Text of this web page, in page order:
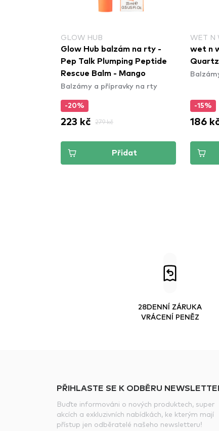
GLOW HUB
Glow Hub balzám na rty -
Pep Talk Plumping Peptide
Rescue Balm - Mango
Balzámy a přípravky na rty
-20%
223 kč 279 kč
Přidat
WET N
wet n
Quartz
-15%
186
28DENNÍ ZÁRUKA
VRÁCENÍ PENĚZ
PŘIHLASTE SE K ODBĚRU
Buďte informováni o nových produktech, super
akcích a exkluzivních nabídkách, ke kterým mají
přístup jen odběratelé našeho newsletteru!